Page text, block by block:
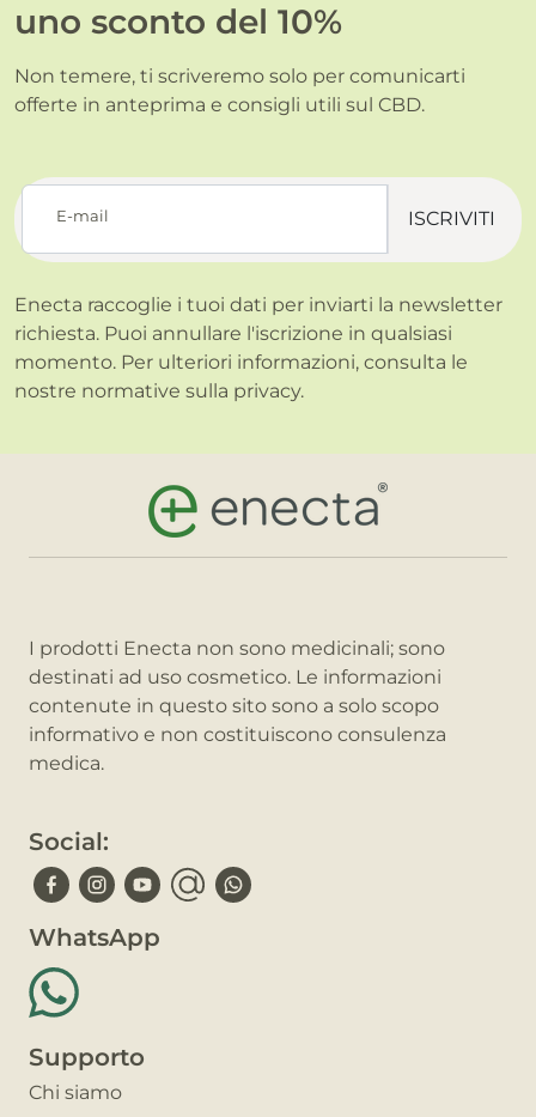
uno sconto del 10%
Non temere, ti scriveremo solo per comunicarti
offerte in anteprima e consigli utili sul CBD.
E-mail ISCRIVITI
Enecta raccoglie i tuoi dati per inviarti la newsletter
richiesta. Puoi annullare l'iscrizione in qualsiasi
momento. Per ulteriori informazioni, consulta le
nostre normative sulla privacy.
I prodotti Enecta non sono medicinali; sono
destinati ad uso cosmetico. Le informazioni
contenute in questo sito sono a solo scopo
informativo e non costituiscono consulenza
medica.
Social:
WhatsApp
Supporto
Chi siamo